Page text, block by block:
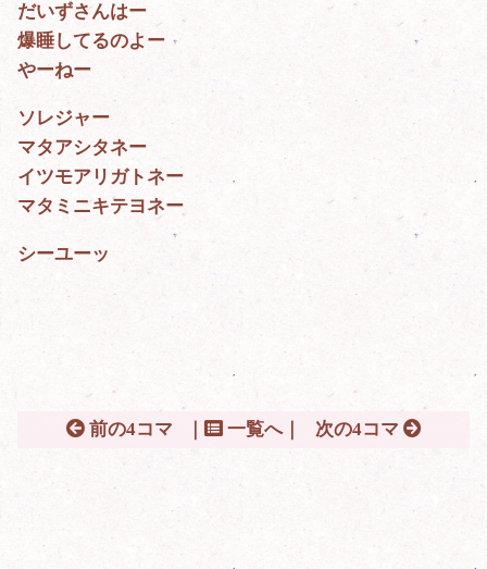
だいずさんはー
爆睡してるのよー
やーねー
ソレジャー
マタアシタネー
イツモアリガトネー
マタミニキテヨネー
シーユーッ
前の4コマ 一覧へ｜ 次の4コマ